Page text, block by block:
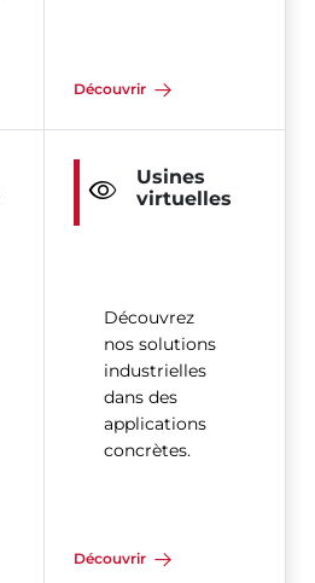
Découvrir
Usines
virtuelles
Découvrez
nos solutions
industrielles
dans des
applications
concrètes.
Découvrir